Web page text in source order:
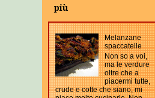
più
Melanzane
spaccatelle
Non so a voi,
ma le verdure
oltre che a
piacermi tutte,
crude e cotte che siano, mi